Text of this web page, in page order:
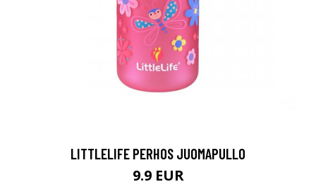
LITTLELIFE PERHOS JUOMAPULLO
9.9 EUR